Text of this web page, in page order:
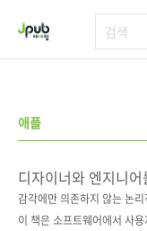
애플
디자이너와 엔지니
UI 디자인
감각에만 의존하지 않는 논
이 책은 소프트웨어에서 사